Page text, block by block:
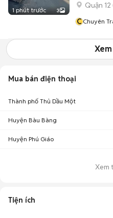
1 phút trước 3
Quận 12
CChuyên
Mua bán điện thoại
Thành phố Thủ Dầu Một
Huyện Bàu Bàng
Huyện Phú Giáo
Xem
Tiện ích